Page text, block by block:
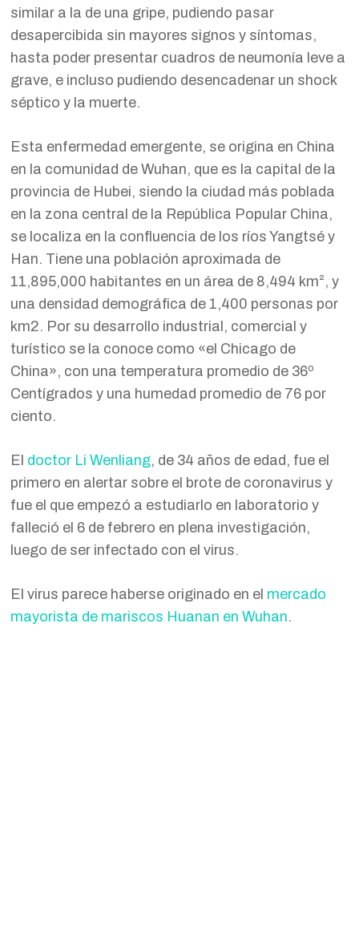
similar a la de una gripe, pudiendo pasar
desapercibida sin mayores signos y síntomas,
hasta poder presentar cuadros de neumonía leve a
grave, e incluso pudiendo desencadenar un shock
séptico y la muerte.
Esta enfermedad emergente, se origina en China
en la comunidad de Wuhan, que es la capital de la
provincia de Hubei, siendo la ciudad más poblada
en la zona central de la República Popular China,
se localiza en la confluencia de los ríos Yangtsé y
Han. Tiene una población aproximada de
11,895,000 habitantes en un área de 8,494 km², y
una densidad demográfica de 1,400 personas por
km2. Por su desarrollo industrial, comercial y
turístico se la conoce como «el Chicago de
China», con una temperatura promedio de 36º
Centígrados y una humedad promedio de 76 por
ciento.
El doctor Li Wenliang, de 34 años de edad, fue el
primero en alertar sobre el brote de coronavirus y
fue el que empezó a estudiarlo en laboratorio y
falleció el 6 de febrero en plena investigación,
luego de ser infectado con el virus.
El virus parece haberse originado en el mercado
mayorista de mariscos Huanan en Wuhan.